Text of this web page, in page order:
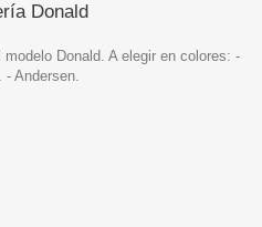
Donald
Donald. A elegir en colores: -
- Andersen.